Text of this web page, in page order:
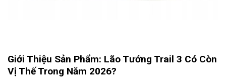
Giới Thiệu Sản Phẩm: Lão Tướng Trail 3 Có Còn
Vị Thế Trong Năm 2026?